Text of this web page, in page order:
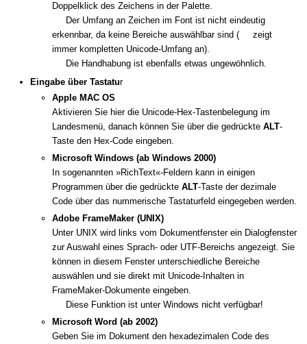
Doppelklick des Zeichens in der Palette.
Der Umfang an Zeichen im Font ist nicht eindeutig
erkennbar, da keine Bereiche auswählbar sind (
zeigt
immer kompletten Unicode-Umfang an).
Die Handhabung ist ebenfalls etwas ungewöhnlich.
Eingabe über Tastatur
Apple MAC OS
Aktivieren Sie hier die Unicode-Hex-Tastenbelegung im
Landesmenü, danach können Sie über die gedrückte ALT-
Taste den Hex-Code eingeben.
Microsoft Windows (ab Windows 2000)
In sogenannten »RichText«-Feldern kann in einigen
Programmen über die gedrückte ALT-Taste der dezimale
Code über das nummerische Tastaturfeld eingegeben werden.
Adobe FrameMaker (UNIX)
Unter UNIX wird links vom Dokumentfenster ein Dialogfenster
zur Auswahl eines Sprach- oder UTF-Bereichs angezeigt. Sie
können in diesem Fenster unterschiedliche Bereiche
auswählen und sie direkt mit Unicode-Inhalten in
FrameMaker-Dokumente eingeben.
Diese Funktion ist unter Windows nicht verfügbar!
Microsoft Word (ab 2002)
Geben Sie im Dokument den hexadezimalen Code des